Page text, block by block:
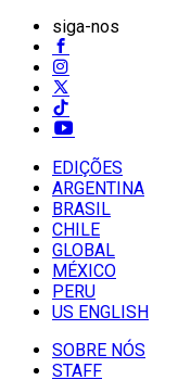
siga-nos
EDIÇÕES
ARGENTINA
BRASIL
CHILE
GLOBAL
MÉXICO
PERU
US ENGLISH
SOBRE NÓS
STAFF